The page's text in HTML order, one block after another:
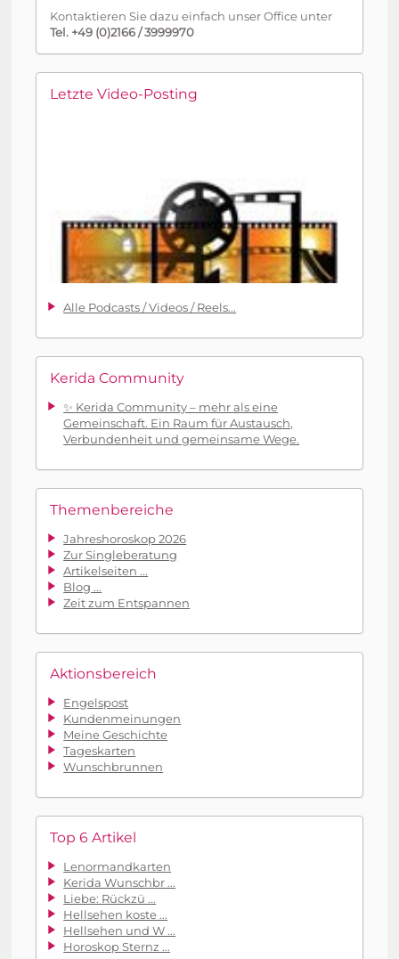
Kontaktieren Sie dazu einfach unser Office unter
Tel. +49 (0)2166 / 3999970
Letzte Video-Posting
Alle Podcasts / Videos / Reels...
Kerida Community
✨ Kerida Community – mehr als eine
Gemeinschaft. Ein Raum für Austausch,
Verbundenheit und gemeinsame Wege.
Themenbereiche
Jahreshoroskop 2026
Zur Singleberatung
Artikelseiten ...
Blog ...
Zeit zum Entspannen
Aktionsbereich
Engelspost
Kundenmeinungen
Meine Geschichte
Tageskarten
Wunschbrunnen
Top 6 Artikel
Lenormandkarten
Kerida Wunschbr ...
Liebe: Rückzü ...
Hellsehen koste ...
Hellsehen und W ...
Horoskop Sternz ...